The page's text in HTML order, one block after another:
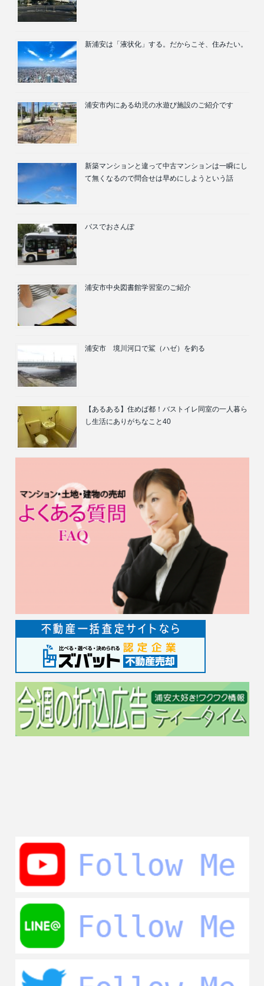
新浦安は「液状化」する。だからこそ、住みたい。
浦安市内にある幼児の水遊び施設のご紹介です
新築マンションと違って中古マンションは一瞬にし
て無くなるので問合せは早めにしようという話
バスでおさんぽ
浦安市中央図書館学習室のご紹介
浦安市 境川河口で鯊（ハゼ）を釣る
【あるある】住めば都！バストイレ同室の一人暮ら
し生活にありがちなこと40